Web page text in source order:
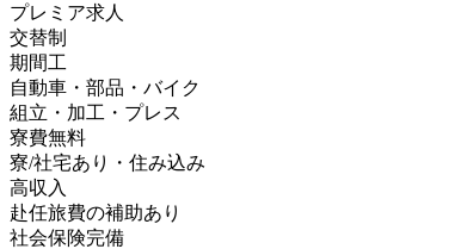
プレミア求人
交替制
期間工
自動車・部品・バイク
組立・加工・プレス
寮費無料
寮/社宅あり・住み込み
高収入
赴任旅費の補助あり
社会保険完備